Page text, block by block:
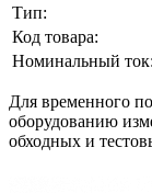
Тип:
Код товара:
Номинальный ток:
Для временного
оборудованию
обходных и